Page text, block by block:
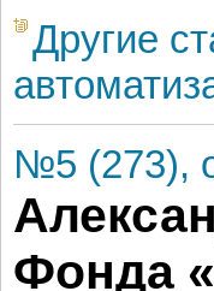
Другие
№5 (273),
Фонда